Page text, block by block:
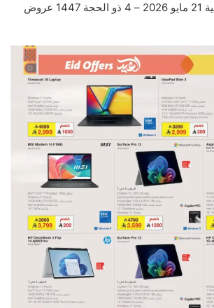
عروض جرير الاسبوعية 21 مايو 2026 – 4 ذو الحجة 1447 عروض